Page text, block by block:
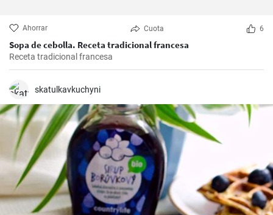
Ahorrar Cuota 6
Sopa de cebolla. Receta tradicional francesa
Receta tradicional francesa
skatulkavkuchyni